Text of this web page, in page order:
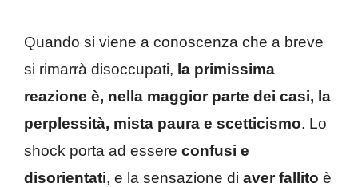
Quando si viene a conoscenza che a breve
si rimarrà disoccupati, la primissima
reazione è, nella maggior parte dei casi, la
perplessità, mista paura e scetticismo. Lo
shock porta ad essere confusi e
disorientati, e la sensazione di aver fallito è